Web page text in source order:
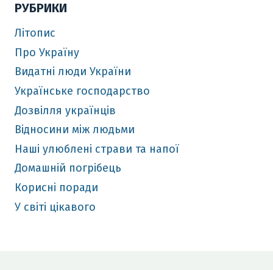
РУБРИКИ
Літопис
Про Україну
Видатні люди України
Українське господарство
Дозвілля українців
Відносини між людьми
Наші улюблені страви та напої
Домашній погрібець
Корисні поради
У світі цікавого